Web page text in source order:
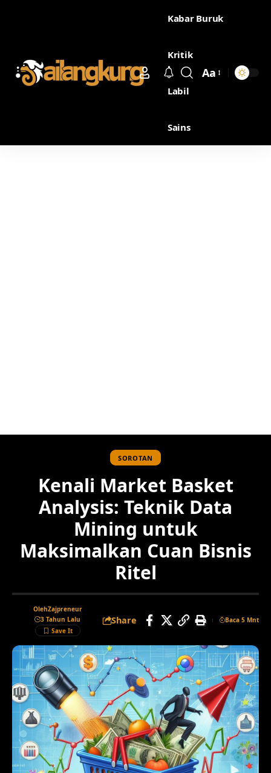
Kabar Buruk
Kritik
Labil
Sains
Aa
SOROTAN
Kenali Market Basket
Analysis: Teknik Data
Mining untuk
Maksimalkan Cuan Bisnis
Ritel
OlehZajpreneur
3 Tahun Lalu
Share Baca 5 Mnt